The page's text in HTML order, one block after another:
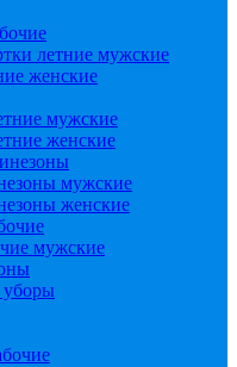
летние мужские
женские
мужские
женские
мужские
женские
мужские
уборы